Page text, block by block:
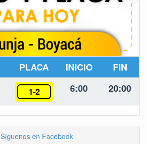
PLACA INICIO FIN
1-2 6:00 20:00
Síguenos en Facebook